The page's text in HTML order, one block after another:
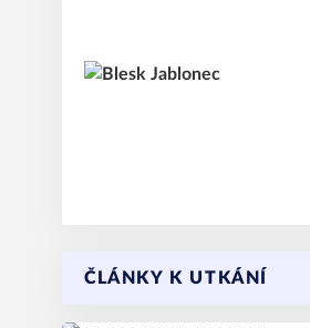
ČLÁNKY K UTKÁNÍ